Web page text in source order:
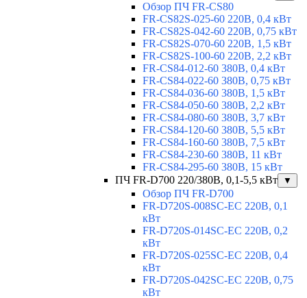
Обзор ПЧ FR-CS80
FR-CS82S-025-60 220В, 0,4 кВт
FR-CS82S-042-60 220В, 0,75 кВт
FR-CS82S-070-60 220В, 1,5 кВт
FR-CS82S-100-60 220В, 2,2 кВт
FR-CS84-012-60 380В, 0,4 кВт
FR-CS84-022-60 380В, 0,75 кВт
FR-CS84-036-60 380В, 1,5 кВт
FR-CS84-050-60 380В, 2,2 кВт
FR-CS84-080-60 380В, 3,7 кВт
FR-CS84-120-60 380В, 5,5 кВт
FR-CS84-160-60 380В, 7,5 кВт
FR-CS84-230-60 380В, 11 кВт
FR-CS84-295-60 380В, 15 кВт
ПЧ FR-D700 220/380В, 0,1-5,5 кВт
▼
Обзор ПЧ FR-D700
FR-D720S-008SC-EC 220В, 0,1
кВт
FR-D720S-014SC-EC 220В, 0,2
кВт
FR-D720S-025SC-EC 220В, 0,4
кВт
FR-D720S-042SC-EC 220В, 0,75
кВт